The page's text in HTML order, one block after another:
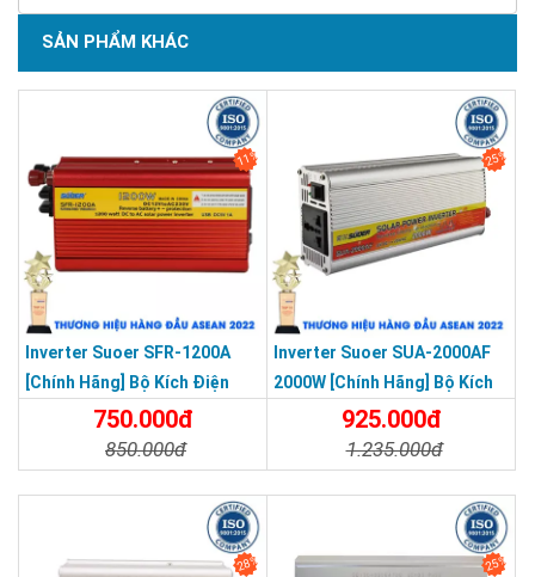
SẢN PHẨM KHÁC
11%
Inverter Suoer SFR-1200A
[Chính Hãng] Bộ Kích Điện
Đổi Điện 1200W 12V Lên 220V
- Máy Kích Điện Chống Ngược
Cực Sin Mô Phỏng [Chính
Hãng]
750.000đ
850.000đ
25%
Inverter Suoer SUA-2000AF
2000W [Chính Hãng] Bộ Kích
Điện 12V Lên 220V - Máy Kích
Điện Chống Ngược Cực Sin
Mô Phỏng
925.000đ
1.235.000đ
28% 25%